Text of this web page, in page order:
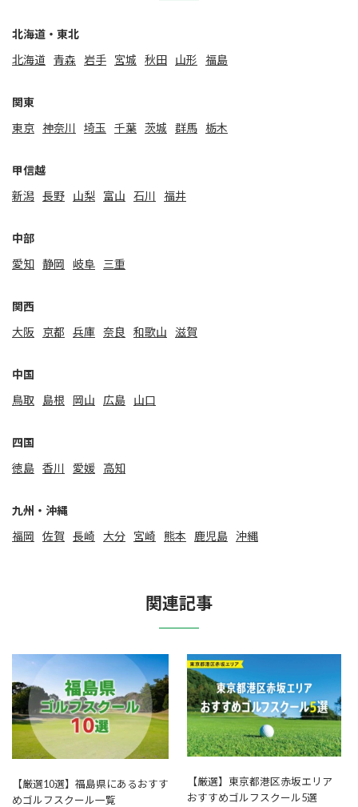
北海道・東北
北海道 ⻘森 岩手 宮城 秋田 山形 福島
関東
東京 神奈川 埼玉 千葉 茨城 群馬 栃木
甲信越
新潟 ⻑野 山梨 富山 石川 福井
中部
愛知 静岡 岐阜 三重
関⻄
大阪
京都 兵庫 奈良 和歌山 滋賀
中国
鳥取
島根 岡山 広島 山口
四国
徳島 香川 愛媛 高知
九州・沖縄
福岡
佐賀 ⻑崎 大分 宮崎 熊本 鹿児島 沖縄
関連記事
【厳選10選】福島県にあるおすす
めゴルフスクール一覧
【厳選】東京都港区赤坂エリア
おすすめゴルフスクール5選